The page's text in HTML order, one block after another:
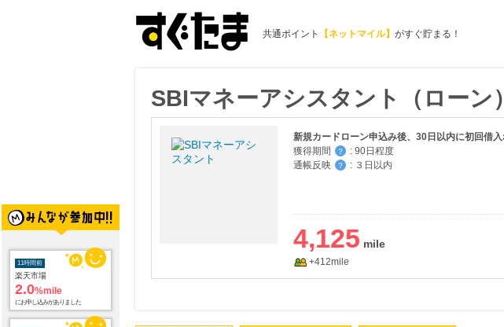
共通ポイント 【ネットマイル】 がすぐ貯まる！
11時間前
楽天市場
2.0%mile
にお申し込みがありました
SBIマネーアシスタント（ローン）
獲得期間
？ : 90日程度
通帳反映
？ : ３日以内
4,125
+412mile